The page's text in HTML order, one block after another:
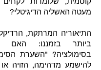
מעטה האשליה הדיגיטלי?
התיאוריה המרתקת,
ביותר בזמננו: האם
בסימולציה? "השערת
להישמע מדהימה, הזויה או